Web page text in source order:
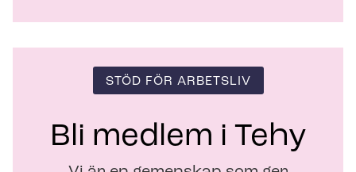
STÖD FÖR ARBETSLIV
Bli medlem i Tehy